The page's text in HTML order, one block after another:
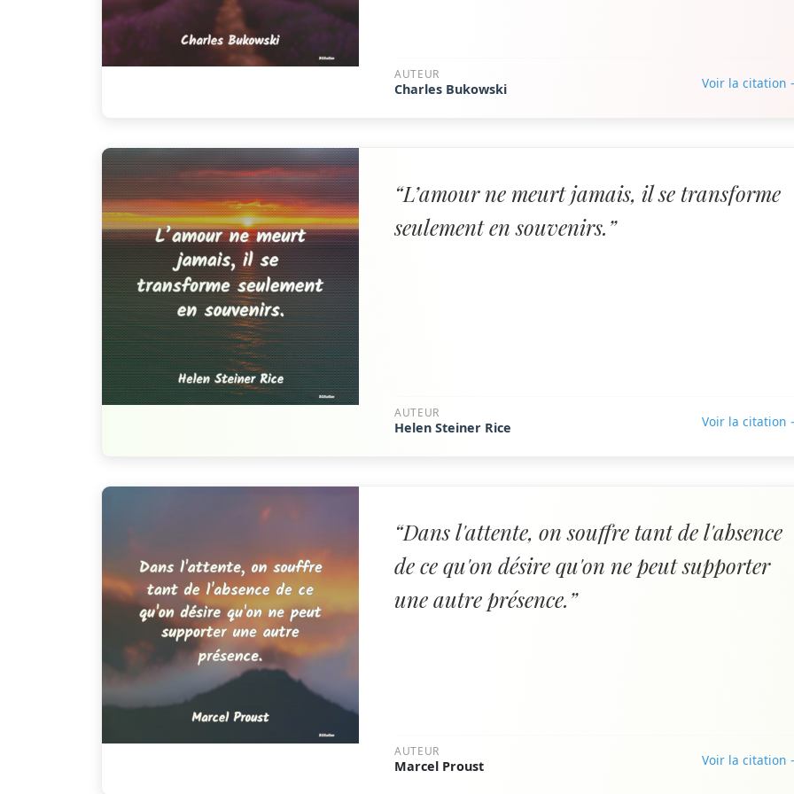
AUTEUR
Charles Bukowski Voir la citation
“L’amour ne meurt jamais, il se transforme
seulement en souvenirs.”
AUTEUR
Helen Steiner Rice Voir la citation
“Dans l'attente, on souffre tant de l'absence
de ce qu'on désire qu'on ne peut supporter
une autre présence.”
AUTEUR
Marcel Proust Voir la citation